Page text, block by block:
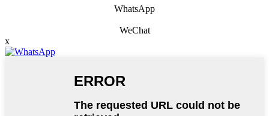
WhatsApp
WeChat
x